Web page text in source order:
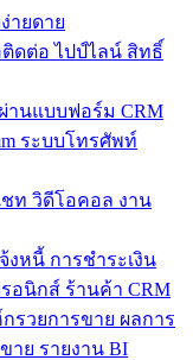
ายดาย
ดต่อ ไปป์ไลน์ สิทธิ์
านแบบฟอร์ม CRM
ระบบโทรศัพท์
ท วิดีโอคอล งาน
งหนี้ การชำระเงิน
อนิกส์ ร้านค้า CRM
กรวยการขาย ผลการ
าย รายงาน BI